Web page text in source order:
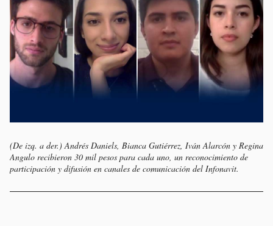
(De izq. a der.) Andrés Daniels, Bianca Gutiérrez, Iván Alarcón y Regina
Angulo recibieron 30 mil pesos para cada uno, un reconocimiento de
participación y difusión en canales de comunicación del Infonavit.